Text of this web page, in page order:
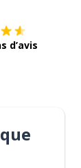
d’avis